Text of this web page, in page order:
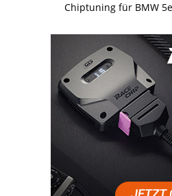
Chiptuning für BMW